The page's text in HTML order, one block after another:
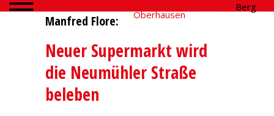
Oberhausen
Berg
Manfred Flore:
Neuer Supermarkt wird
die Neumühler Straße
beleben